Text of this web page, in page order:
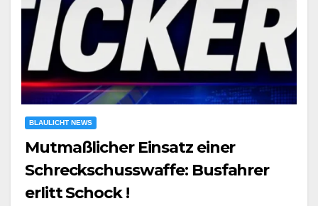
BLAULICHT NEWS
Mutmaßlicher Einsatz einer
Schreckschusswaffe: Busfahrer
erlitt Schock !